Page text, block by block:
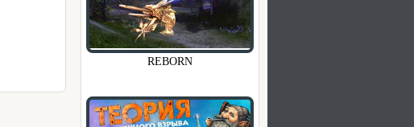
REBORN